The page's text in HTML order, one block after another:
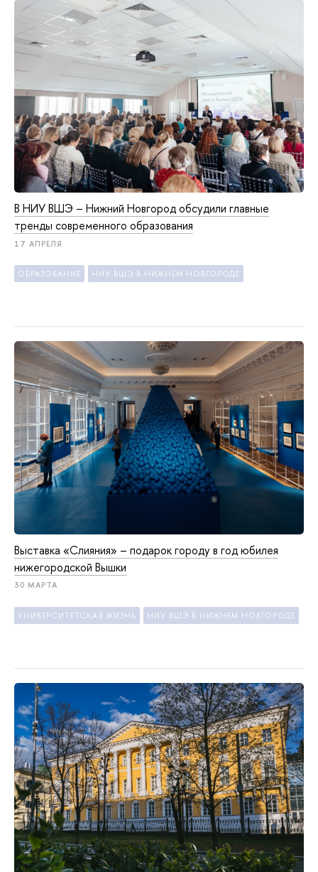
В НИУ ВШЭ – Нижний Новгород обсудили главные
тренды современного образования
17 АПРЕЛЯ
ОБРАЗОВАНИЕ НИУ ВШЭ В НИЖНЕМ НОВГОРОДЕ
Выставка «Слияния» – подарок городу в год юбилея
нижегородской Вышки
30 МАРТА
УНИВЕРСИТЕТСКАЯ ЖИЗНЬ НИУ ВШЭ В НИЖНЕМ НОВГОРОДЕ